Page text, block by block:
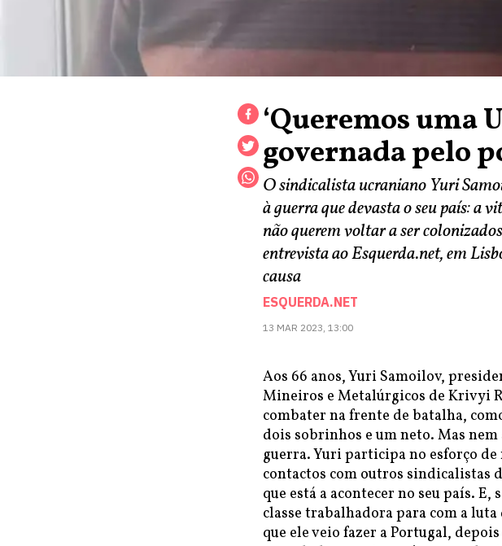
‘Queremos uma
governada pelo
O sindicalista ucraniano Yuri
à guerra que devasta o seu país: a
não querem voltar a ser
entrevista ao Esquerda.net, em
causa
ESQUERDA.NET
13 MAR 2023, 13:00
Aos 66 anos, Yuri Samoilov,
Mineiros e Metalúrgicos de Krivyi
combater na frente de batalha,
dois sobrinhos e um neto. Mas
guerra. Yuri participa no esforço
contactos com outros sindicalistas
que está a acontecer no seu país.
classe trabalhadora para com a
que ele veio fazer a Portugal,